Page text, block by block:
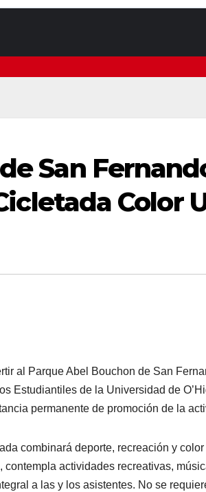
San
Color
al Parque Abel Bouchon de San
Estudiantiles de la Universidad de
permanente de promoción de la
combinará deporte, recreación y
actividades recreativas,
a las y los asistentes. No se